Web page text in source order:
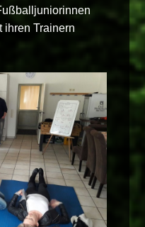
ihren Trainern